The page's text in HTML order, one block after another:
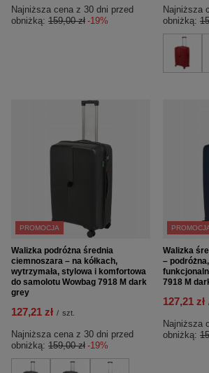
Najniższa cena z 30 dni przed
obniżką: 159,00 zł -19%
Najniższa
obniżką:
PROMOCJA
Walizka podróżna średnia
ciemnoszara – na kółkach,
wytrzymała, stylowa i komfortowa
do samolotu Wowbag 7918 M dark
grey
127,21 zł / szt.
Najniższa cena z 30 dni przed
obniżką: 159,00 zł -19%
Walizka
–
7918 M
127,21 zł
Najniższa
obniżką: